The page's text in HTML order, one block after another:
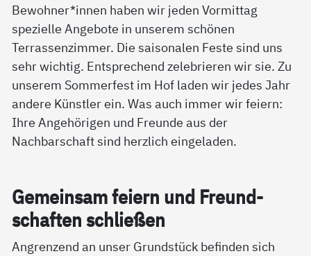
Bewohner*innen haben wir jeden Vormittag
spezielle Angebote in unserem schönen
Terrassenzimmer. Die saisonalen Feste sind uns
sehr wichtig. Entsprechend zelebrieren wir sie. Zu
unserem Sommerfest im Hof laden wir jedes Jahr
andere Künstler ein. Was auch immer wir feiern:
Ihre Angehörigen und Freunde aus der
Nachbarschaft sind herzlich eingeladen.
Ge­mein­sam fei­ern und Freund­
schaf­ten sch­lie­ßen
Angrenzend an unser Grundstück befinden sich